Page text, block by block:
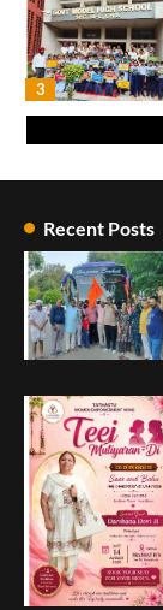
3
4
3
4
1
2
Recent Posts